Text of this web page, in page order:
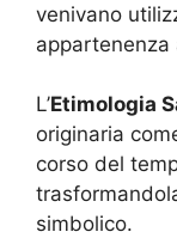
venivano
appartenenza
L’Etimologia
originaria
corso del
simbolico.